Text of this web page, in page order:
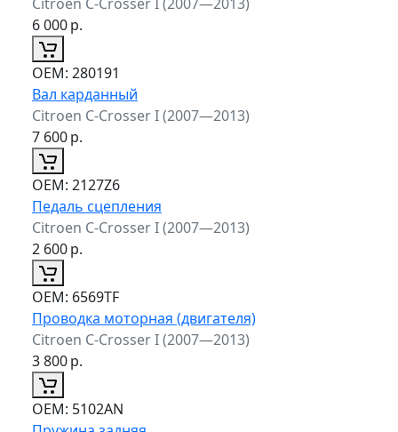
6 000р.
ОЕМ: 280191
Вал карданный
Citroen C-Crosser I (2007—2013)
7 600р.
ОЕМ: 2127Z6
Педаль сцепления
Citroen C-Crosser I (2007—2013)
2 600р.
ОЕМ: 6569TF
Проводка моторная (двигателя)
Citroen C-Crosser I (2007—2013)
3 800р.
ОЕМ: 5102AN